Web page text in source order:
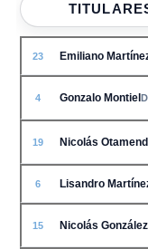
23 Emiliano
4 Gonzalo Montiel
19 Nicolás
6 Lisandro
15 Nicolás González